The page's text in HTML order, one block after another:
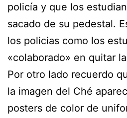
policía y que los
sacado de su pedestal.
los policias como los
«colaborado» en quitar
Por otro lado recuerdo
la imagen del Ché
posters de color de